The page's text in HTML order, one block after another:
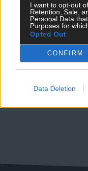
I want to opt-out
Retention, Sale,
Personal Data
Purposes for
Opted Out
CONFIRM
Data Deletion
Gdańsk MeetUp